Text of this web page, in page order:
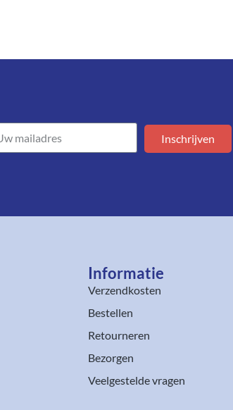
Inschrijven
Informatie
Verzendkosten
Bestellen
Retourneren
Bezorgen
Veelgestelde vragen